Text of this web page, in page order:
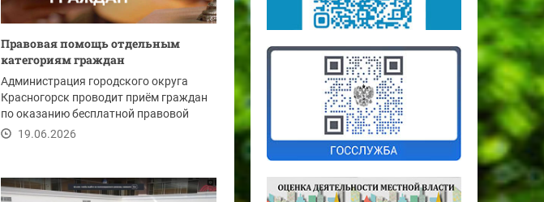
Правовая помощь отдельным
категориям граждан
Администрация городского округа
Красногорск проводит приём граждан
по оказанию бесплатной правовой
помощи 26 июня...
19.06.2026